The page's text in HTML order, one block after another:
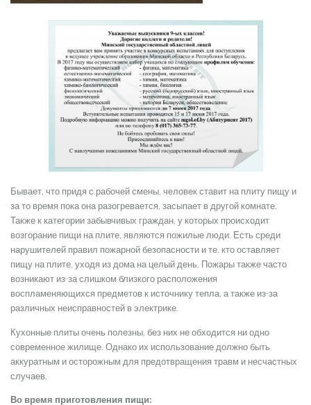
Бывает, что придя с рабочей смены, человек ставит на плиту пищу и
за то время пока она разогревается, засыпает в другой комнате.
Также к категории забывчивых граждан, у которых происходит
возгорание пищи на плите, являются пожилые люди. Есть среди
нарушителей правил пожарной безопасности и те, кто оставляет
пищу на плите, уходя из дома на целый день. Пожары также часто
возникают из-за слишком близкого расположения
воспламеняющихся предметов к источнику тепла, а также из-за
различных неисправностей в электрике.
Кухонные плиты очень полезны, без них не обходится ни одно
современное жилище. Однако их использование должно быть
аккуратным и осторожным для предотвращения травм и несчастных
случаев.
Во время приготовления пищи: